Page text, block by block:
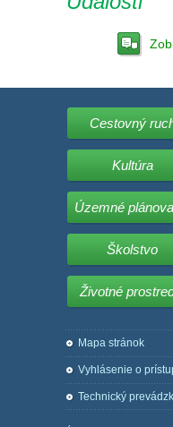
Cestovný
Kultúra
Územné
Školstvo
Životné
Mapa stránok
Vyhlásenie o
Technický